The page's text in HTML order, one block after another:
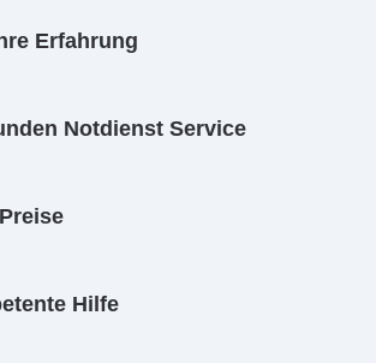
Erfahrung
Notdienst Service
Hilfe